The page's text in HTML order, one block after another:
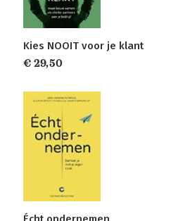
Kies NOOIT voor je klant
€ 29,50